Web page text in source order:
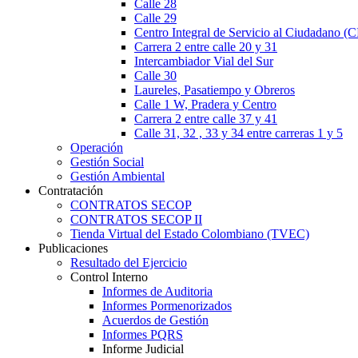
Calle 28
Calle 29
Centro Integral de Servicio al Ciudadano
Carrera 2 entre calle 20 y 31
Intercambiador Vial del Sur
Calle 30
Laureles, Pasatiempo y Obreros
Calle 1 W, Pradera y Centro
Carrera 2 entre calle 37 y 41
Calle 31, 32 , 33 y 34 entre carreras 1 y 5
Operación
Gestión Social
Gestión Ambiental
Contratación
CONTRATOS SECOP
CONTRATOS SECOP II
Tienda Virtual del Estado Colombiano (TVEC)
Publicaciones
Resultado del Ejercicio
Control Interno
Informes de Auditoria
Informes Pormenorizados
Acuerdos de Gestión
Informes PQRS
Informe Judicial